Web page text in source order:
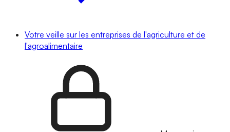
Votre veille sur les entreprises de l'agriculture et de
l'agroalimentaire